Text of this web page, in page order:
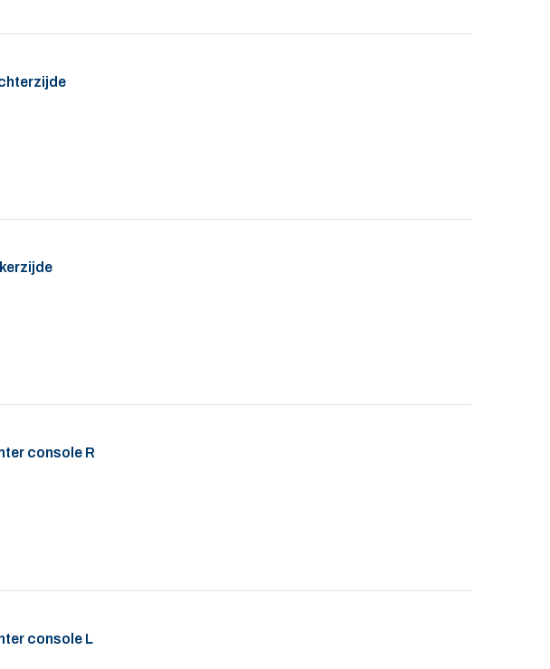
console R
console L